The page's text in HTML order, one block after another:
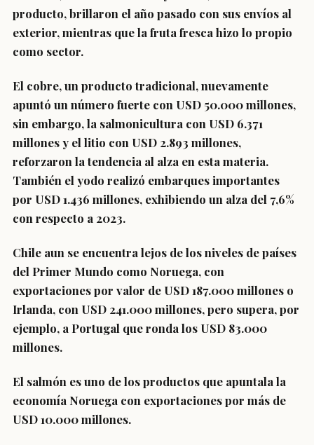
producto, brillaron el año pasado con sus envíos al
exterior, mientras que la fruta fresca hizo lo propio
como sector.
El cobre, un producto tradicional, nuevamente
apuntó un número fuerte con USD 50.000 millones,
sin embargo, la salmonicultura con USD 6.371
millones y el litio con USD 2.893 millones,
reforzaron la tendencia al alza en esta materia.
También el yodo realizó embarques importantes
por USD 1.436 millones, exhibiendo un alza del 7,6%
con respecto a 2023.
Chile aun se encuentra lejos de los niveles de países
del Primer Mundo como Noruega, con
exportaciones por valor de USD 187.000 millones o
Irlanda, con USD 241.000 millones, pero supera, por
ejemplo, a Portugal que ronda los USD 83.000
millones.
El salmón es uno de los productos que apuntala la
economía Noruega con exportaciones por más de
USD 10.000 millones.